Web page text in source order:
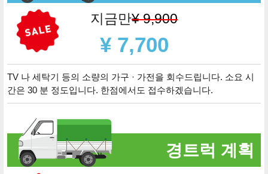
지금만¥ 9,900
¥ 7,700
TV 나 세탁기 등의 소량의 가구 · 가전을 회수드립니다. 소요 시
간은 30 분 정도입니다. 한점에서도 접수하겠습니다.
경트럭 계획